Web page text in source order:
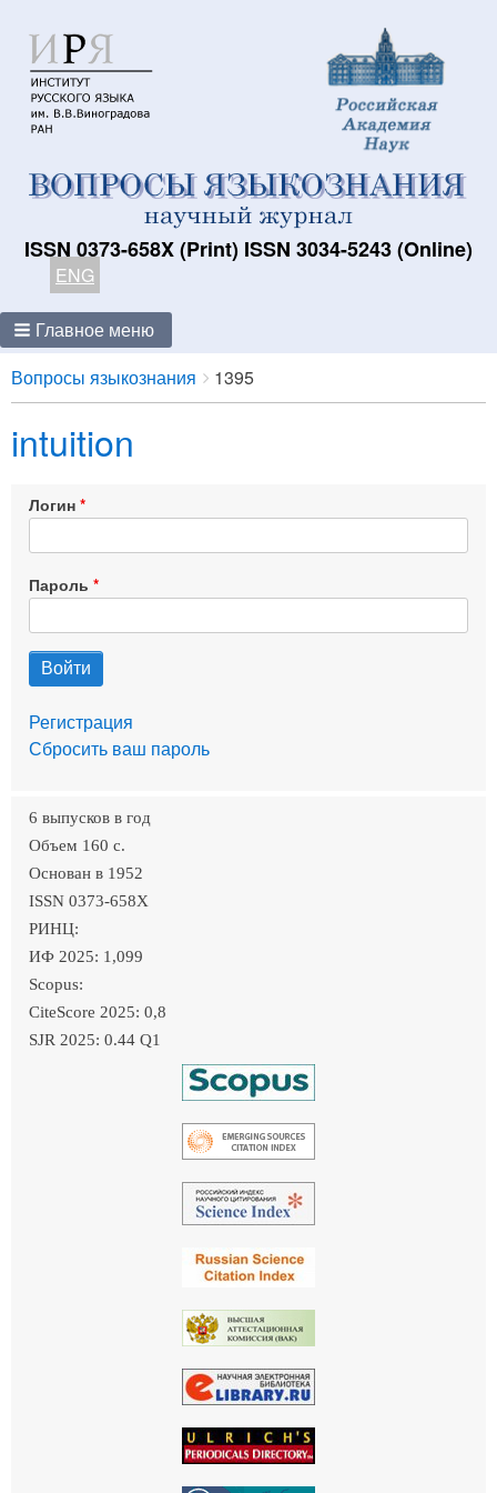
ISSN 0373-658X (Print) ISSN 3034-5243 (Online)
ENG
Главное меню
Breadcrumbs
You
are
here:
Вопросы языкознания 1395
intuition
Логин
Пароль
Регистрация
Сбросить ваш пароль
6 выпусков в год
Объем 160 c.
Основан в 1952
ISSN 0373-658X
РИНЦ:
ИФ 2025: 1,099
Scopus:
CiteScore 2025: 0,8
SJR 2025: 0.44 Q1